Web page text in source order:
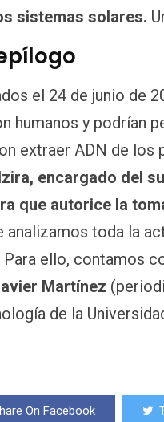
sistemas solares.
el 24 de junio de
humanos y podrían
extraer ADN de los
encargado del
que autorice la
analizamos toda la
ello, contamos
Martínez
de la
On Facebook